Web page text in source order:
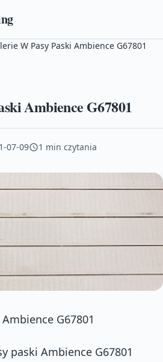
W Pasy Paski Ambience G67801
Ambience G67801
07-09 1 min czytania
G67801
paski Ambience G67801